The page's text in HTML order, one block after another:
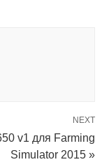
NEXT
v1 для Farming
Simulator 2015 »